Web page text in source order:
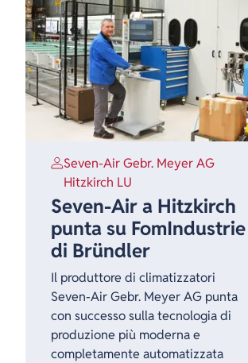
Seven-Air Gebr. Meyer AG
Hitzkirch LU
Seven-Air a Hitzkirch
punta su FomIndustrie
di Bründler
Il produttore di climatizzatori
Seven-Air Gebr. Meyer AG punta
con successo sulla tecnologia di
produzione più moderna e
completamente automatizzata